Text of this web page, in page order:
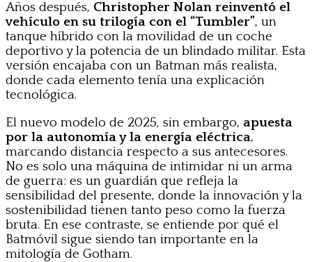
Años después, Christopher Nolan reinventó el
vehículo en su trilogía con el “Tumbler”, un
tanque híbrido con la movilidad de un coche
deportivo y la potencia de un blindado militar. Esta
versión encajaba con un Batman más realista,
donde cada elemento tenía una explicación
tecnológica.
El nuevo modelo de 2025, sin embargo, apuesta
por la autonomía y la energía eléctrica,
marcando distancia respecto a sus antecesores.
No es solo una máquina de intimidar ni un arma
de guerra: es un guardián que refleja la
sensibilidad del presente, donde la innovación y la
sostenibilidad tienen tanto peso como la fuerza
bruta. En ese contraste, se entiende por qué el
Batmóvil sigue siendo tan importante en la
mitología de Gotham.